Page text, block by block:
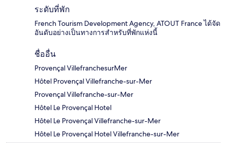
ระดับที่พัก
French Tourism Development Agency, ATOUT France ได้จัด
อันดับอย่างเป็นทางการสำหรับที่พักแห่งนี้
ชื่ออื่น
Provençal VillefranchesurMer
Hôtel Provençal Villefranche-sur-Mer
Provençal Villefranche-sur-Mer
Hôtel Le Provençal Hotel
Hôtel Le Provençal Villefranche-sur-Mer
Hôtel Le Provençal Hotel Villefranche-sur-Mer